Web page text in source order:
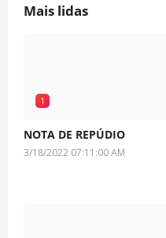
Mais lidas
1
NOTA DE REPÚDIO
3/18/2022 07:11:00 AM